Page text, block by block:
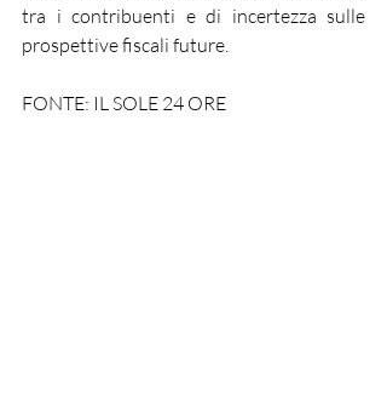
tra i contribuenti e di incertezza sulle
prospettive fiscali future.
FONTE: IL SOLE 24 ORE